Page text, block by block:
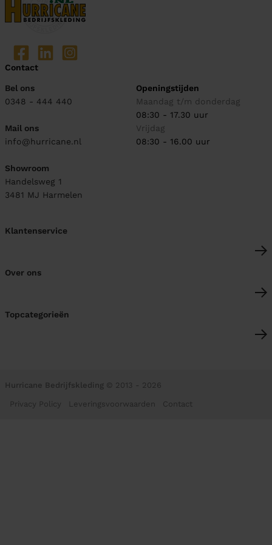
Contact
Bel ons
0348 - 444 440
Mail ons
info@hurricane.nl
Showroom
Handelsweg 1
3481 MJ Harmelen
Openingstijden
Maandag t/m donderdag
08:30 - 17.30 uur
Vrijdag
08:30 - 16.00 uur
Klantenservice
Over ons
Topcategorieën
Hurricane Bedrijfskleding © 2013 - 2026
Privacy Policy Leveringsvoorwaarden Contact